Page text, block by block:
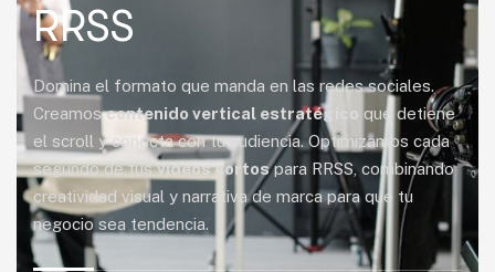
RRSS
Domina el formato que manda en las redes sociales.
Creamoscontenido vertical estratégico que detiene
el scroll y conecta con tu audiencia. Optimizamos cada
segundo de tusvídeos cortospara RRSS, combinando
creatividad visual y narrativa de marca para que tu
negocio sea tendencia.